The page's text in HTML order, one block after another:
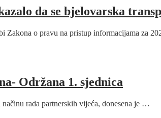
da se bjelovarska
Zakona o pravu na pristup informacijama za
Održana 1. sjednica
rada partnerskih vijeća, donesena je …